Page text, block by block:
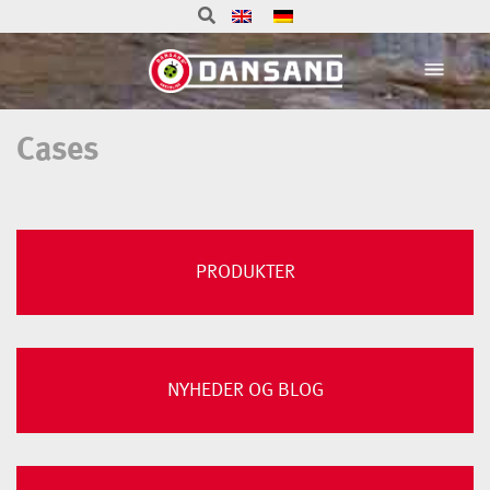
Cases
PRODUKTER
NYHEDER OG BLOG